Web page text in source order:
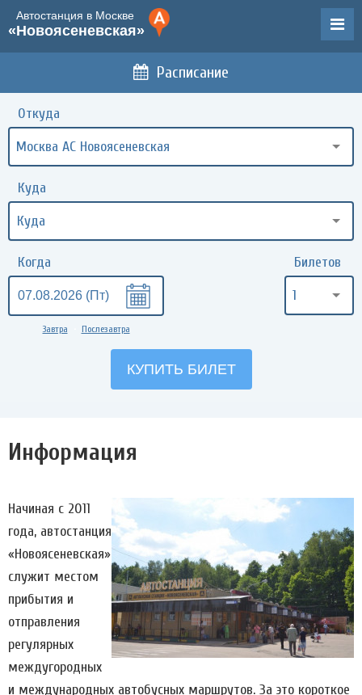
Автостанция в Москве
«Новоясеневская»
Расписание
Откуда
Москва АС Новоясеневская
Куда
Когда
Завтра Послезавтра
Билетов
1
Информация
Начиная с 2011
года, автостанция
«Новоясеневская»
служит местом
прибытия и
отправления
регулярных
междугородных
и международных автобусных маршрутов. За это короткое